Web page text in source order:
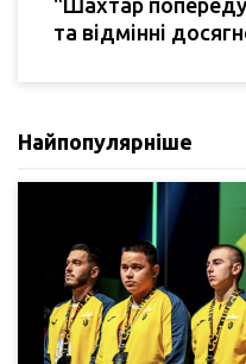
та відмінні
Найпопулярніше